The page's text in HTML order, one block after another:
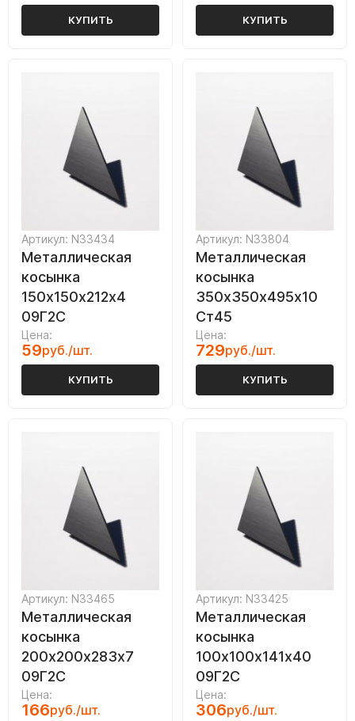
КУПИТЬ КУПИТЬ
Артикул: N33434
Металлическая
косынка
150х150х212х4
09Г2С
Цена:
59руб./шт.
КУПИТЬ
Артикул: N33804
Металлическая
косынка
350х350х495х10
Ст45
Цена:
729руб./шт.
КУПИТЬ
Артикул: N33465
Металлическая
косынка
200х200х283х7
09Г2С
Цена:
166руб./шт.
Артикул: N33425
Металлическая
косынка
100х100х141х40
09Г2С
Цена:
306руб./шт.